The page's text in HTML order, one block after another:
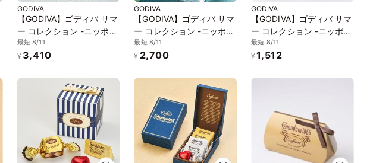
GODIVA
【GODIVA】ゴディバ サマ
ー コレクション -ニッポン
の夏-（4粒入）+マルチハ
ンカチ セット お中元2026
最短 8/11
¥ 3,410
GODIVA
【GODIVA】ゴディバ サマ
ー コレクション -ニッポン
の夏-（9粒入）お中元
2026
最短 8/11
¥ 2,700
GODIVA
【GODIVA】ゴディバ サマ
ー コレクション -ニッポン
の夏-（4粒入）お中元
2026
最短 8/11
¥ 1,512